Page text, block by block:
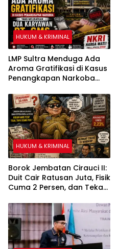
HUKUM & KRIMINAL
LMP Sultra Menduga Ada
Aroma Gratifikasi di Kasus
Penangkapan Narkoba
Karyawan PT GMS
HUKUM & KRIMINAL
Borok Jembatan Cirauci II:
Duit Cair Ratusan Juta, Fisik
Cuma 2 Persen, dan Teka-
Bombana